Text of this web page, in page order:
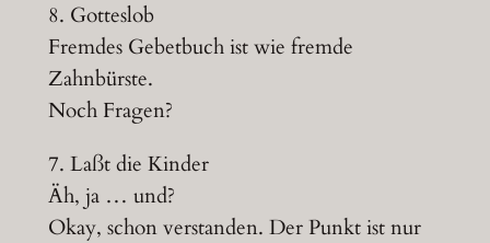
8. Gotteslob
Fremdes Gebetbuch ist wie fremde
Zahnbürste.
Noch Fragen?
7. Laßt die Kinder
Äh, ja … und?
Okay, schon verstanden. Der Punkt ist nur